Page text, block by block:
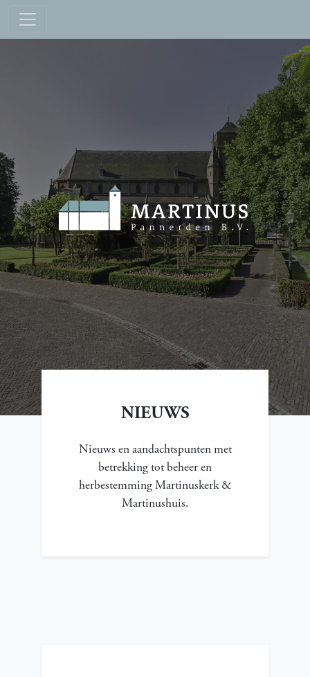
NIEUWS
Nieuws en aandachtspunten met
betrekking tot beheer en
herbestemming Martinuskerk &
Martinushuis.